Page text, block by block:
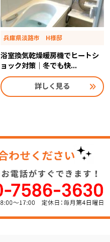
兵庫県淡路市 H様邸
浴室換気乾燥暖房機でヒートシ
ョック対策｜冬でも快...
詳しく見る